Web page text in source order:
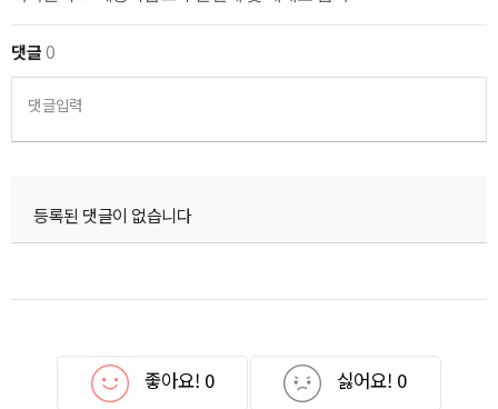
댓글0
댓글입력
등록된 댓글이 없습니다
좋아요! 0 싫어요! 0